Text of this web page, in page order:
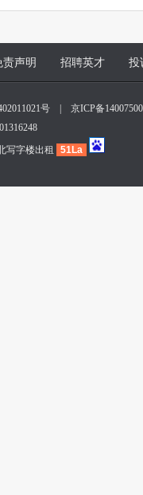
责声明 招聘英才 投
号
京ICP备
写字楼出租
51La